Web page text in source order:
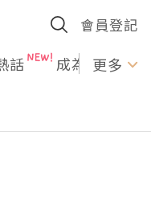
會員登記
話 成為U更多